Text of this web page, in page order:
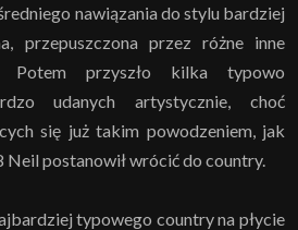
nawiązania do stylu bardziej
przepuszczona przez różne inne
Potem przyszło kilka typowo
udanych artystycznie, choć
się już takim powodzeniem, jak
Neil postanowił wrócić do country.
typowego country na płycie